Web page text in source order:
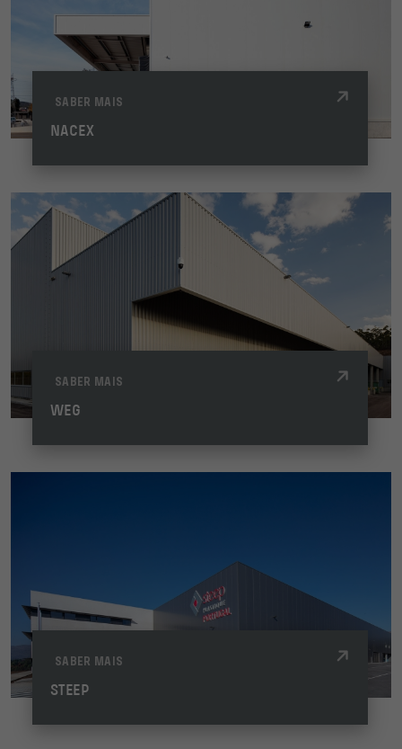
SABER MAIS
NACEX
SABER MAIS
WEG
SABER MAIS
STEEP